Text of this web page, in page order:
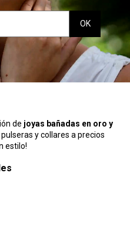
de joyas bañadas en oro y
y collares a precios
estilo!